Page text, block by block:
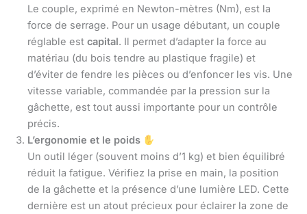
Le couple, exprimé en Newton-mètres (Nm), est la
force de serrage. Pour un usage débutant, un couple
réglable est capital. Il permet d’adapter la force au
matériau (du bois tendre au plastique fragile) et
d’éviter de fendre les pièces ou d’enfoncer les vis. Une
vitesse variable, commandée par la pression sur la
gâchette, est tout aussi importante pour un contrôle
précis.
L’ergonomie et le poids
Un outil léger (souvent moins d’1 kg) et bien équilibré
réduit la fatigue. Vérifiez la prise en main, la position
de la gâchette et la présence d’une lumière LED. Cette
dernière est un atout précieux pour éclairer la zone de